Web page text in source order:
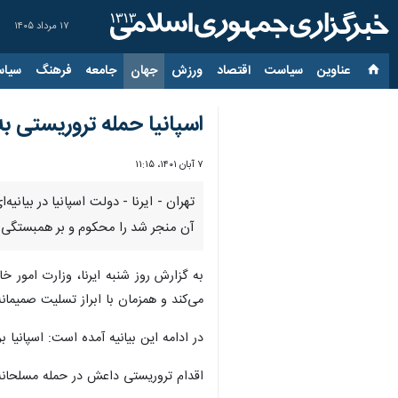
۱۷ مرداد ۱۴۰۵
عناوین‌ سیاست اقتصاد ورزش جهان جامعه فرهنگ
اسپانیا حمله
۷ آبان ۱۴۰۱، ۱۱:۱۵